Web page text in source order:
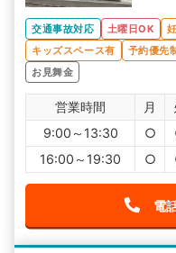
交通事故対応 土曜日OK
キッズスペース有
予約優先
お見舞金
営業時間 月
9:00～13:30
○
16:00～19:30
○
電